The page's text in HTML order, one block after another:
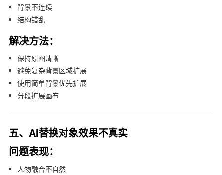
背景不连续
结构错乱
解决方法：
保持原图清晰
避免复杂背景区域扩展
使用简单背景优先扩展
分段扩展画布
五、AI替换对象效果不真实
问题表现：
人物融合不自然